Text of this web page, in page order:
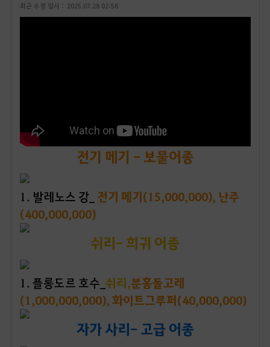
최근 수정 일시 : 2025.07.28 02:58
전기 메기 - 보물 어종
1. 발레노스 강_ 전기 메기(15,000,000), 난주
(400,000,000)
쉬리- 희귀 어종
1. 플롱도르 호수_ 쉬리,분홍돌고래
(1,000,000,000), 화이트그루퍼(40,000,000)
자가 사리- 고급 어종